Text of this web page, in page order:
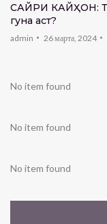
САЙРИ КАЙҲОН:
гуна аст?
admin 26 марта, 2024
No item found
No item found
No item found